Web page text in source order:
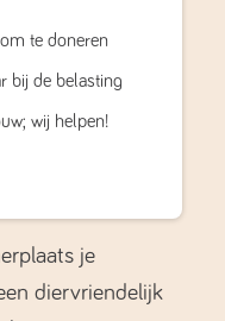
te doneren
bij de belasting
wij helpen!
je
diervriendelijk